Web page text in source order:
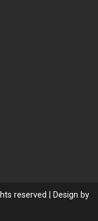
reserved | Design by